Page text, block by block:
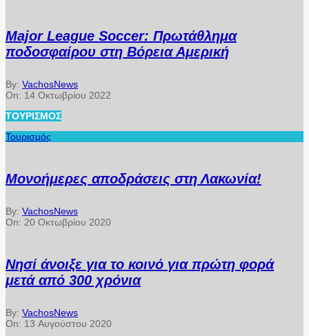
Major League Soccer: Πρωτάθλημα
ποδοσφαίρου στη Βόρεια Αμερική
By: VachosNews
On: 14 Οκτωβρίου 2022
ΤΟΥΡΙΣΜΌΣ
Τουρισμός
Μονοήμερες αποδράσεις στη Λακωνία!
By: VachosNews
On: 20 Οκτωβρίου 2020
Νησί άνοιξε για το κοινό για πρώτη φορά
μετά από 300 χρόνια
By: VachosNews
On: 13 Αυγούστου 2020